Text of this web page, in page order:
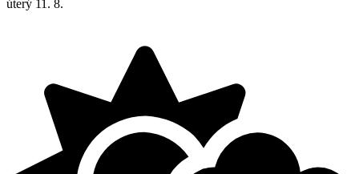
úterý 11. 8.